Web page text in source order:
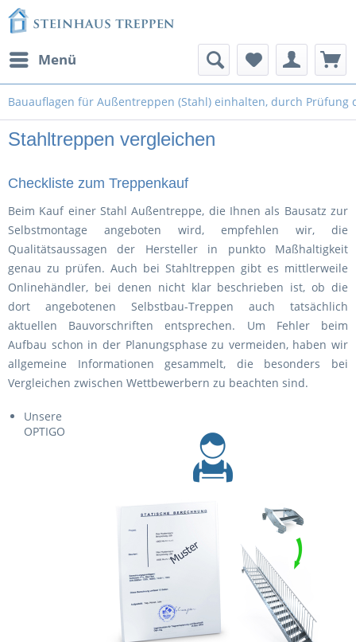
Menü
Bauauflagen für Außentreppen (Stahl) einhalten, durch Prüfung
Stahltreppen vergleichen
Checkliste zum Treppenkauf
Beim Kauf einer Stahl Außentreppe, die Ihnen als Bausatz zur
Selbstmontage angeboten wird, empfehlen wir, die
Qualitätsaussagen der Hersteller in punkto Maßhaltigkeit
genau zu prüfen. Auch bei Stahltreppen gibt es mittlerweile
Onlinehändler, bei denen nicht klar beschrieben ist, ob die
dort angebotenen Selbstbau-Treppen auch tatsächlich
aktuellen Bauvorschriften entsprechen. Um Fehler beim
Aufbau schon in der Planungsphase zu vermeiden, haben wir
allgemeine Informationen gesammelt, die besonders bei
Vergleichen zwischen Wettbewerbern zu beachten sind.
Unsere
OPTIGO